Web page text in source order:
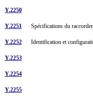
Y.2250
Y.2251 Spécifications du
Y.2252 Identification et
Y.2253
Y.2254
Y.2255